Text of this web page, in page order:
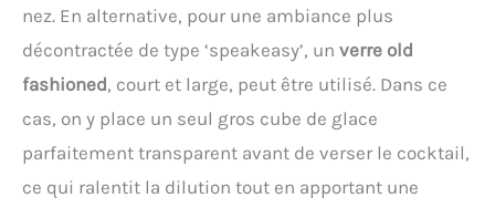
verre doseur est un
ustensile de bar
indispensable pour
chaque situation. IDÉAL
POUR CHAQUE SET DE
COCKTAILS : Complétez
votre set d'accessoires
pour cocktail avec ce verre
crochet pour un
rangement facile. 【Large
tailles de passoires à
mailles fines sont
adaptées pour égoutter ou
filtrer, très adaptées pour
d’ingrédients secs ou
un usage intensif ou
professionnel. Ne pas
vaisselleEntretien : lavage
à la main uniquement. Le
déformer la maille fine et
nez. En alternative, pour une ambiance plus
décontractée de type ‘speakeasy’, un verre old
fashioned, court et large, peut être utilisé. Dans ce
cas, on y place un seul gros cube de glace
parfaitement transparent avant de verser le cocktail,
ce qui ralentit la dilution tout en apportant une